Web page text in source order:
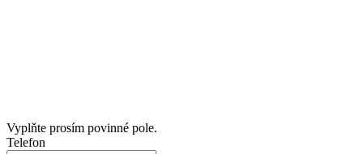
Vyplňte prosím povinné pole.
Telefon